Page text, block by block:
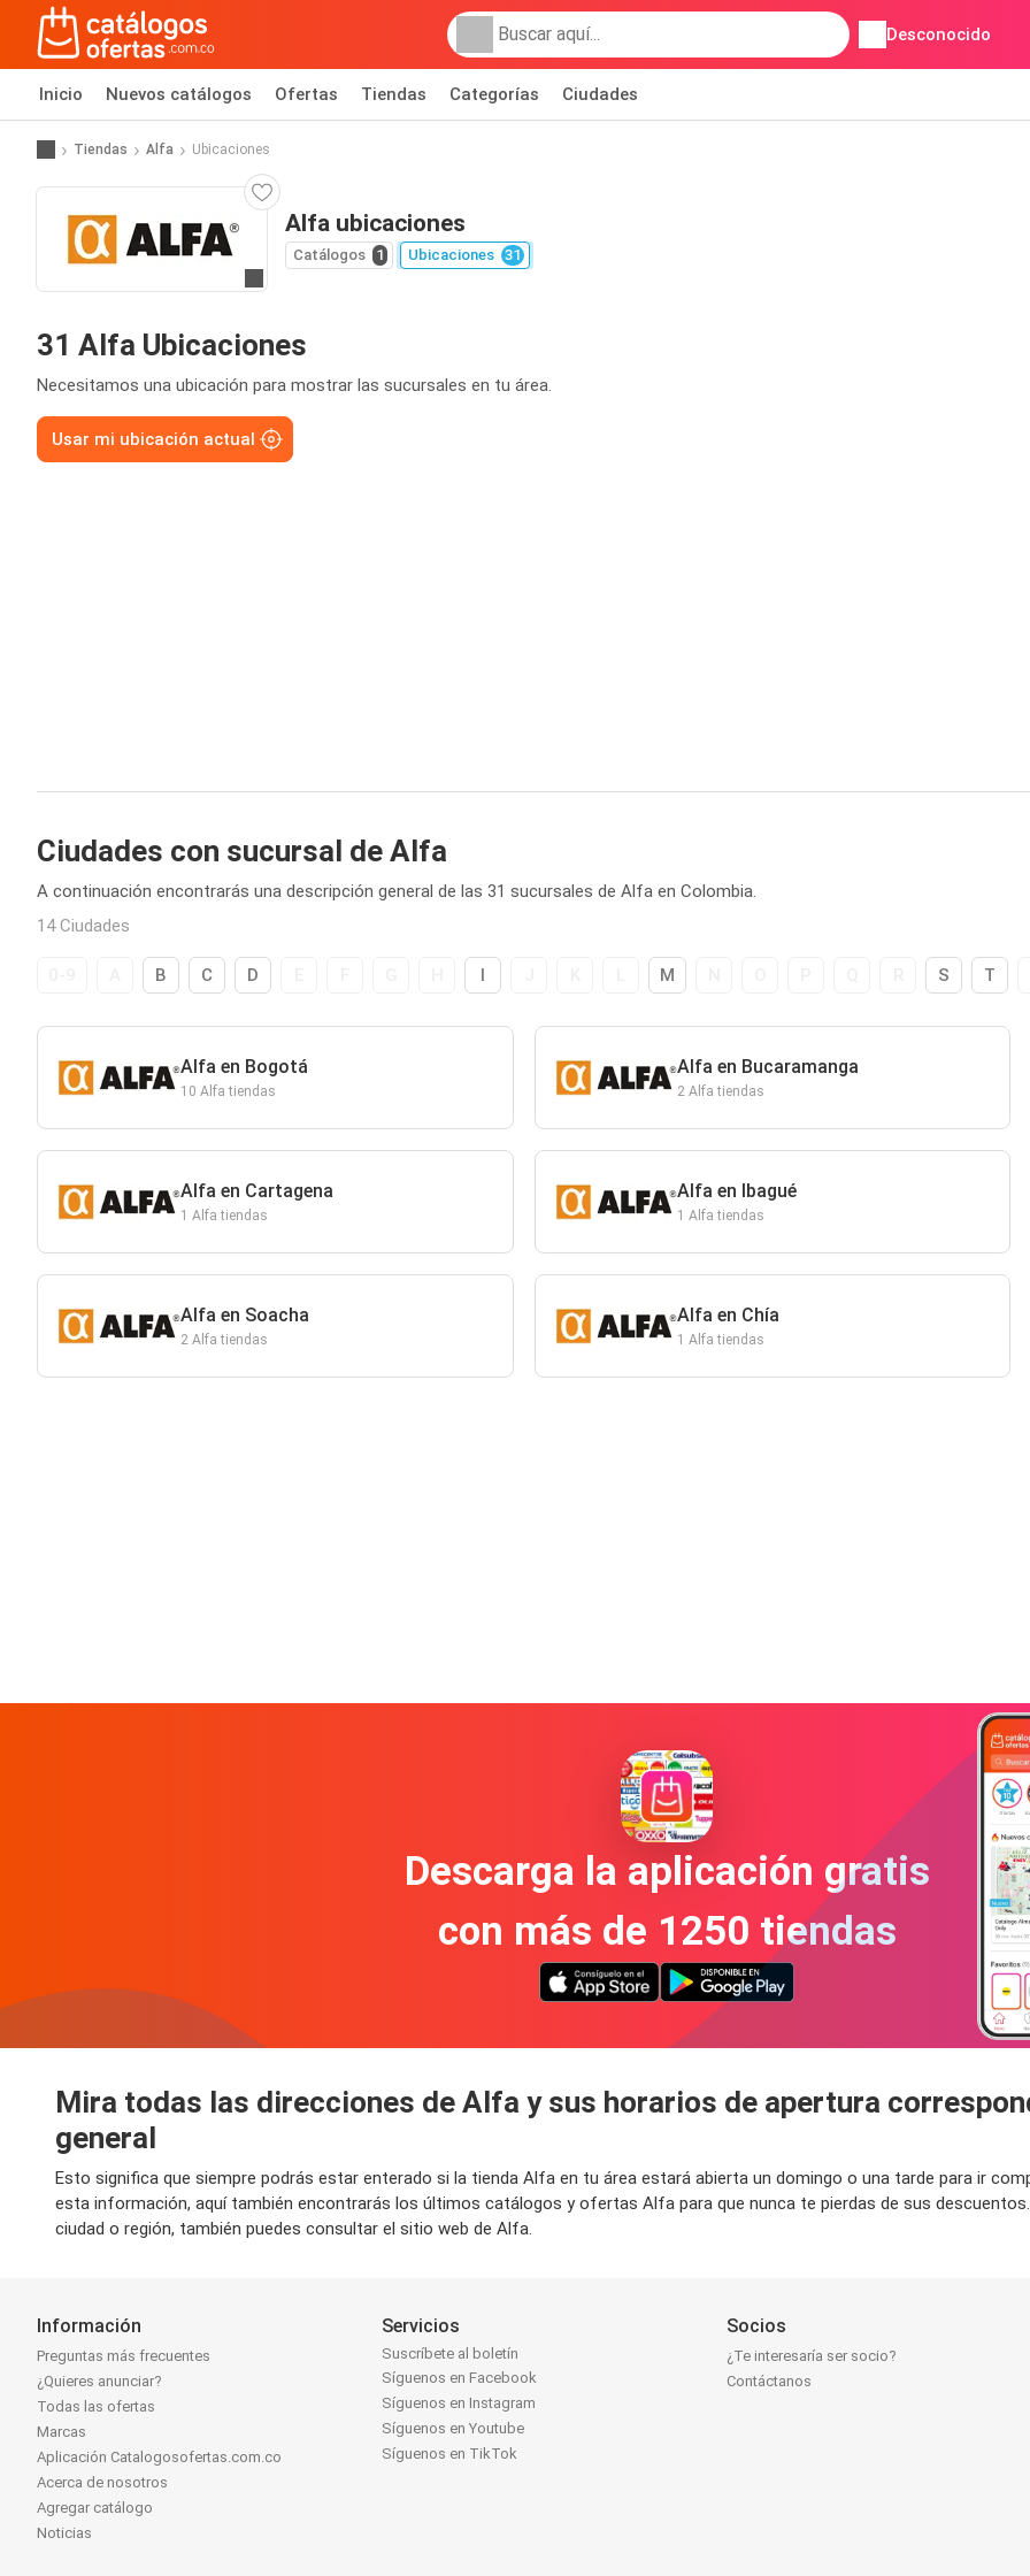
Desconocido
Inicio Nuevos catálogos Ofertas Tiendas Categorías Ciudades
Tiendas Alfa Ubicaciones
Alfa ubicaciones
Catálogos 1 Ubicaciones 31
31 Alfa Ubicaciones
Necesitamos una ubicación para mostrar las sucursales en tu área.
Usar mi ubicación actual
Ciudades con sucursal de Alfa
A continuación encontrarás una descripción general de las 31 sucursales de Alfa en Colombia.
14 Ciudades
B C D I M S T
Alfa en Bogotá
10 Alfa tiendas
Alfa en Bucaramanga
2 Alfa tiendas
Alfa en Cartagena
1 Alfa tiendas
Alfa en Ibagué
1 Alfa tiendas
Alfa en Soacha
2 Alfa tiendas
Alfa en Chía
1 Alfa tiendas
Descarga la aplicación gratis
con más de 1250 tiendas
Mira todas las direcciones de Alfa y sus horarios de apertura
general
Esto significa que siempre podrás estar enterado si la tienda Alfa en tu área estará abierta un domingo o una tarde para ir
esta información, aquí también encontrarás los últimos catálogos y ofertas Alfa para que nunca te pierdas de sus
ciudad o región, también puedes consultar el sitio web de Alfa.
Información
Preguntas más frecuentes
¿Quieres anunciar?
Todas las ofertas
Marcas
Aplicación Catalogosofertas.com.co
Acerca de nosotros
Agregar catálogo
Noticias
Servicios
Suscríbete al boletín
Síguenos en Facebook
Síguenos en Instagram
Síguenos en Youtube
Síguenos en TikTok
Socios
¿Te interesaría ser socio?
Contáctanos